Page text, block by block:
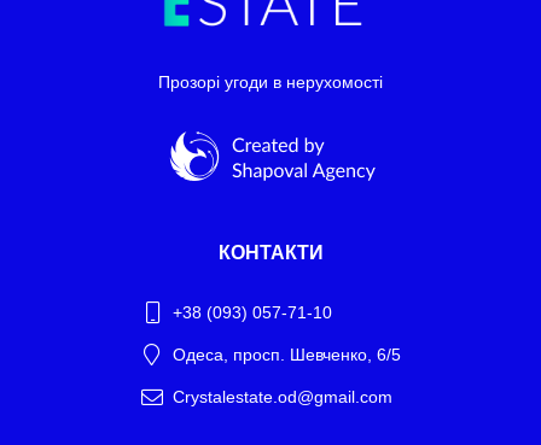
Прозорі угоди в нерухомості
КОНТАКТИ
+38 (093) 057-71-10
Одеса, просп. Шевченко, 6/5
Crystalestate.od@gmail.com